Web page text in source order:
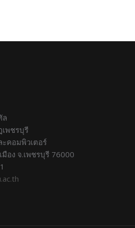
ล
พชรบุรี
คอมพิวเตอร์
อง จ.เพชรบุรี 76000